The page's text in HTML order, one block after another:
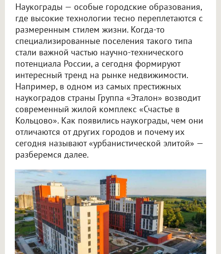
Наукограды — особые городские образования,
где высокие технологии тесно переплетаются с
размеренным стилем жизни. Когда-то
специализированные поселения такого типа
стали важной частью научно-технического
потенциала России, а сегодня формируют
интересный тренд на рынке недвижимости.
Например, в одном из самых престижных
наукоградов страны Группа «Эталон» возводит
современный жилой комплекс «Счастье в
Кольцово». Как появились наукограды, чем они
отличаются от других городов и почему их
сегодня называют «урбанистической элитой» —
разберемся далее.